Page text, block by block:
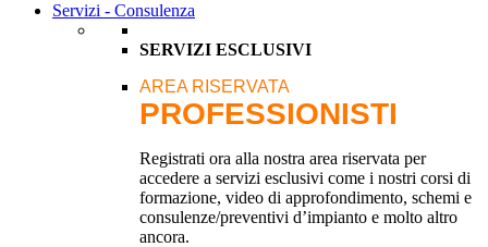
Servizi - Consulenza
SERVIZI ESCLUSIVI
AREA RISERVATA
PROFESSIONISTI
Registrati ora alla nostra area riservata per
accedere a servizi esclusivi come i nostri corsi di
formazione, video di approfondimento, schemi e
consulenze/preventivi d’impianto e molto altro
ancora.